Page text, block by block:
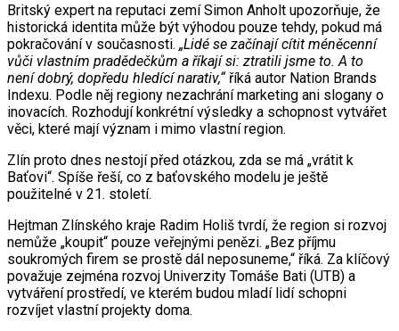
Britský expert na reputaci zemí Simon Anholt upozorňuje, že
historická identita může být výhodou pouze tehdy, pokud má
pokračování v současnosti. „Lidé se začínají cítit méněcenní
vůči vlastním pradědečkům a říkají si: ztratili jsme to. A to
není dobrý, dopředu hledící narativ,“říká autor Nation Brands
Indexu. Podle něj regiony nezachrání marketing ani slogany o
inovacích. Rozhodují konkrétní výsledky a schopnost vytvářet
věci, které mají význam i mimo vlastní region.
Zlín proto dnes nestojí před otázkou, zda se má „vrátit k
Baťovi“. Spíše řeší, co z baťovského modelu je ještě
použitelné v 21. století.
Hejtman Zlínského kraje Radim Holiš tvrdí, že region si rozvoj
nemůže „koupit“ pouze veřejnými penězi. „Bez příjmu
soukromých firem se prostě dál neposuneme,“ říká. Za klíčový
považuje zejména rozvoj Univerzity Tomáše Bati (UTB) a
vytváření prostředí, ve kterém budou mladí lidí schopni
rozvíjet vlastní projekty doma.